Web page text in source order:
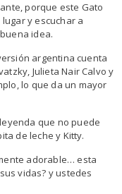
porque este Gato
y escuchar a
idea.
argentina cuenta
Julieta Nair Calvo y
lo que da un mayor
que no puede
de leche y Kitty.
adorable… esta
vidas? y ustedes